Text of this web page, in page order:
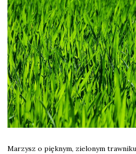
Marzysz o pięknym, zielonym